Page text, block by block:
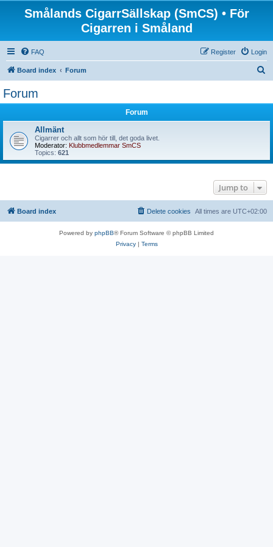
Smålands CigarrSällskap (SmCS) • För
Cigarren i Småland
FAQ Login
Register
Board index Forum
Forum
Forum
Allmänt
Cigarrer och allt som hör till, det goda livet.
Moderator: Klubbmedlemmar SmCS
Topics: 621
Jump to
Board index All times are UTC+02:00
Delete cookies
Powered by phpBB® Forum Software © phpBB Limited
Privacy| Terms